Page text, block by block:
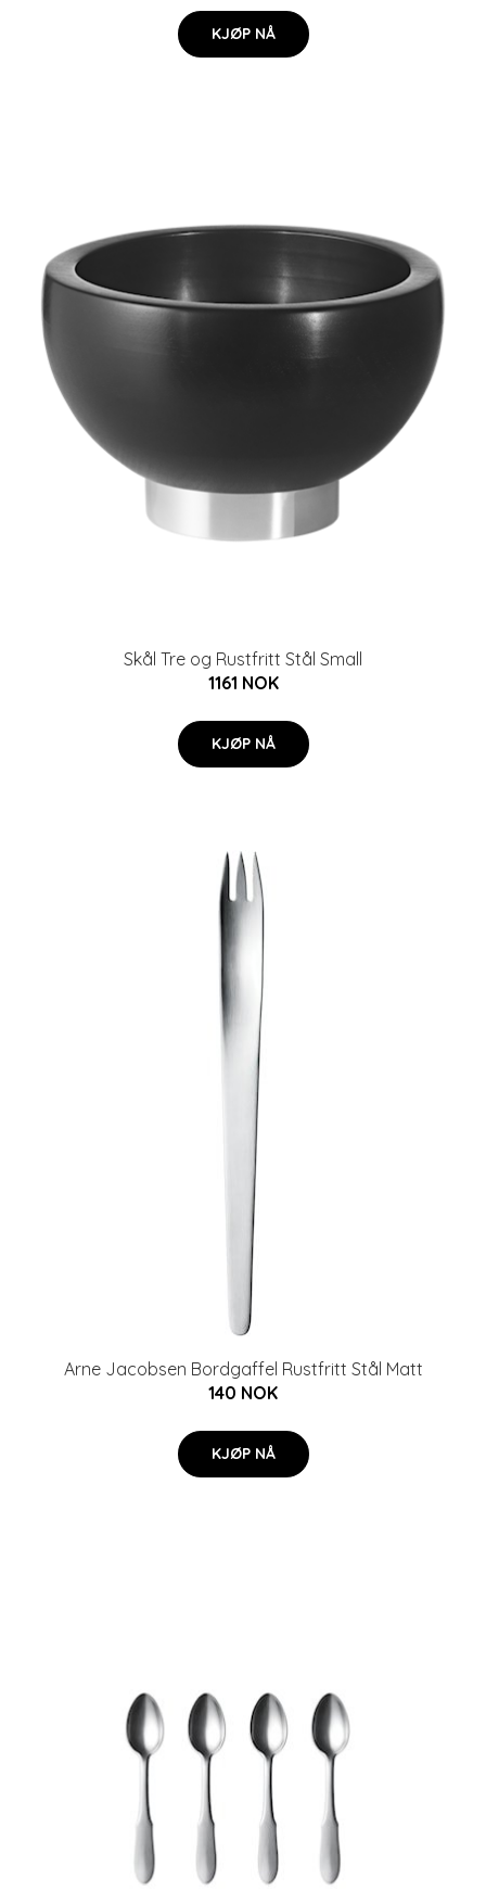
KJØP NÅ
Skål Tre og Rustfritt Stål Small
1161 NOK
KJØP NÅ
Arne Jacobsen Bordgaffel Rustfritt Stål Matt
140 NOK
KJØP NÅ